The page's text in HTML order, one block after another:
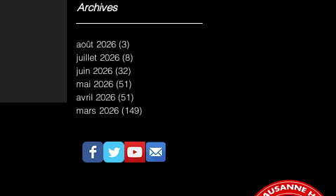
Archives
août 2026 (3)
juillet 2026 (8)
juin 2026 (32)
mai 2026 (51)
avril 2026 (51)
mars 2026 (149)